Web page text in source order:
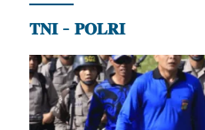
𝐓𝐍𝐈 – 𝐏𝐎𝐋𝐑𝐈